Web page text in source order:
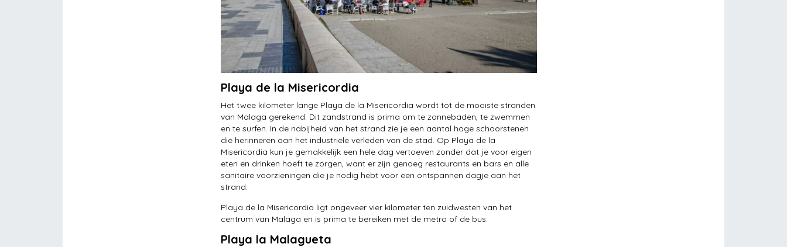
Playa de la Misericordia
Het twee kilometer lange Playa de la Misericordia wordt tot de mooiste stranden
van Malaga gerekend. Dit zandstrand is prima om te zonnebaden, te zwemmen
en te surfen. In de nabijheid van het strand zie je een aantal hoge schoorstenen
die herinneren aan het industriële verleden van de stad. Op Playa de la
Misericordia kun je gemakkelijk een hele dag vertoeven zonder dat je voor eigen
eten en drinken hoeft te zorgen, want er zijn genoeg restaurants en bars en alle
sanitaire voorzieningen die je nodig hebt voor een ontspannen dagje aan het
strand.
Playa de la Misericordia ligt ongeveer vier kilometer ten zuidwesten van het
centrum van Malaga en is prima te bereiken met de metro of de bus.
Playa la Malagueta